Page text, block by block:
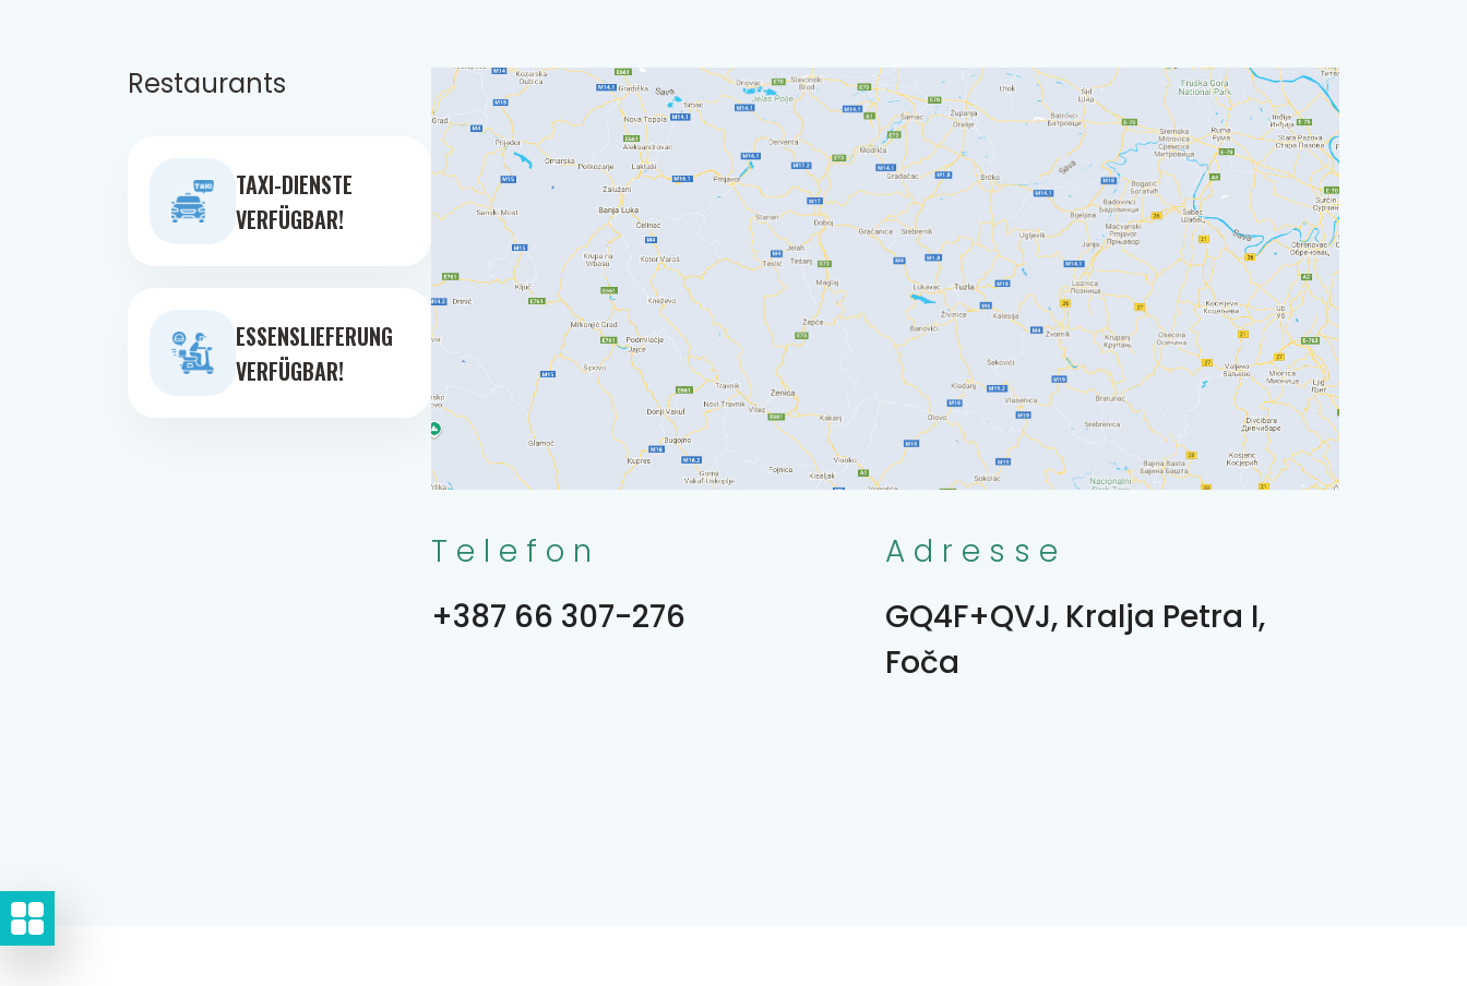
Restaurants
TAXI-DIENSTE
VERFÜGBAR!
ESSENSLIEFERUNG
VERFÜGBAR!
Telefon
+387 66 307-276
Adresse
GQ4F+QVJ, Kralja Petra I,
Foča